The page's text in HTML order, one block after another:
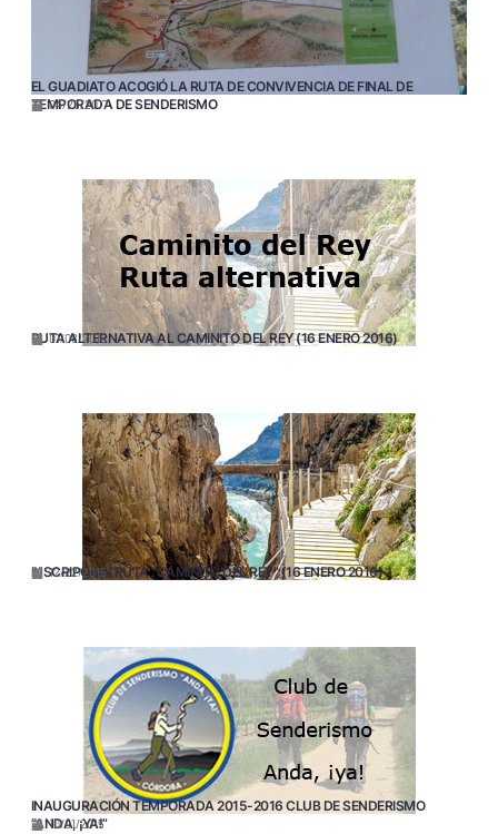
EL GUADIATO ACOGIÓ LA RUTA DE CONVIVENCIA DE FINAL DE
TEMPORADA DE SENDERISMO
04/25/2017
RUTA ALTERNATIVA AL CAMINITO DEL REY (16 ENERO 2016)
01/08/2016
INSCRIPCIÓN RUTA “CAMINITO DEL REY” (16 ENERO 2016)
12/22/2015
INAUGURACIÓN TEMPORADA 2015-2016 CLUB DE SENDERISMO
“ANDA, ¡YA!”
10/01/2015